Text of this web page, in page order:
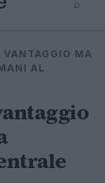
⌕
⌕ ×
VANTAGGIO MA
AL